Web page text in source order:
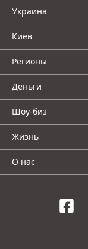
Украина
Киев
Регионы
Деньги
Шоу-биз
Жизнь
О нас